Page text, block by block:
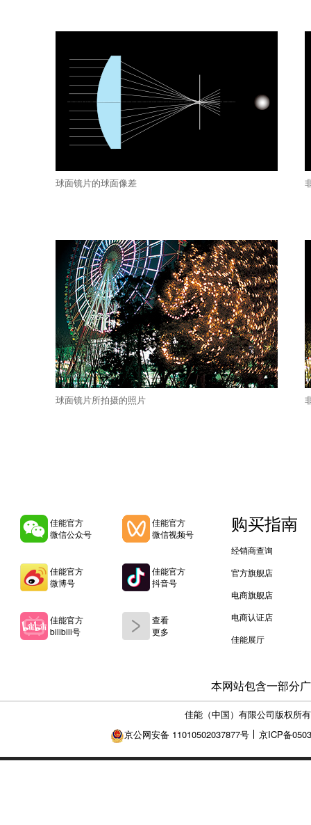
球面镜片的球面像差
球面镜片所拍摄的照片
佳能官方
微信公众号
佳能官方
微信视频号
佳能官方
微博号
佳能官方
抖音号
佳能官方
bilibili号
查看
更多
购买指南
经销商查询
官方旗舰店
电商旗舰店
电商认证店
佳能展厅
本网站包含一部分
佳能（中国）有限公司版权所
京公网安备 11010502037877号
京ICP备